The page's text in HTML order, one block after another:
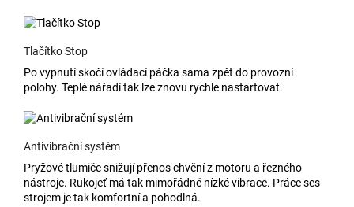
Tlačítko Stop
Po vypnutí skočí ovládací páčka sama zpět do provozní
polohy. Teplé nářadí tak lze znovu rychle nastartovat.
Antivibrační systém
Pryžové tlumiče snižují přenos chvění z motoru a řezného
nástroje. Rukojeť má tak mimořádně nízké vibrace. Práce ses
strojem je tak komfortní a pohodlná.